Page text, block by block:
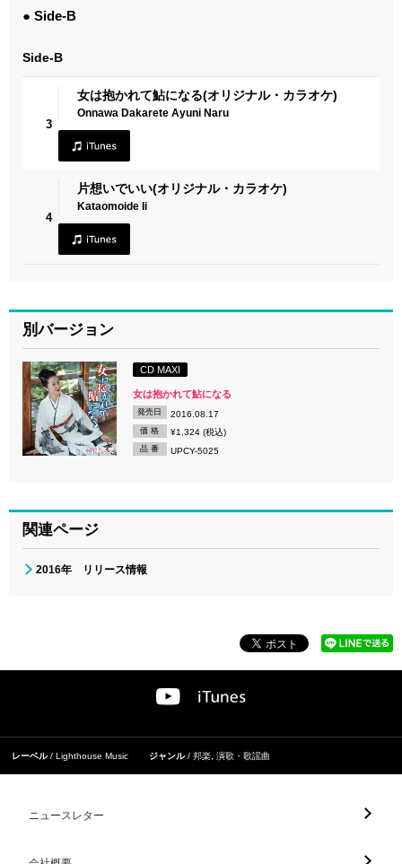
● Side-B
Side-B
3
女は抱かれて鮎になる(オリジナル・カラオケ)
Onnawa Dakarete Ayuni Naru
4
片想いでいい(オリジナル・カラオケ)
Kataomoide Ii
別バージョン
CD MAXI
女は抱かれて鮎になる
発売日 2016.08.17
価 格 ¥1,324 (税込)
品 番 UPCY-5025
関連ページ
2016年 リリース情報
レーベル Lighthouse Music ジャンル 邦楽, 演歌・歌謡曲
ニュースレター